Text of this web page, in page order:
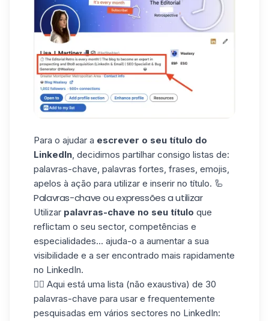
Para o ajudar a escrever o seu título do
LinkedIn , decidimos partilhar consigo listas de:
palavras-chave, palavras fortes, frases, emojis,
apelos à ação para utilizar e inserir no título. 🦾
Palavras-chave ou expressões a utilizar
Utilizar palavras-chave no seu título que
reflictam o seu sector, competências e
especialidades... ajuda-o a aumentar a sua
visibilidade e a ser encontrado mais rapidamente
no LinkedIn.
👉🏼 Aqui está uma lista (não exaustiva) de 30
palavras-chave para usar e frequentemente
pesquisadas em vários sectores no LinkedIn: